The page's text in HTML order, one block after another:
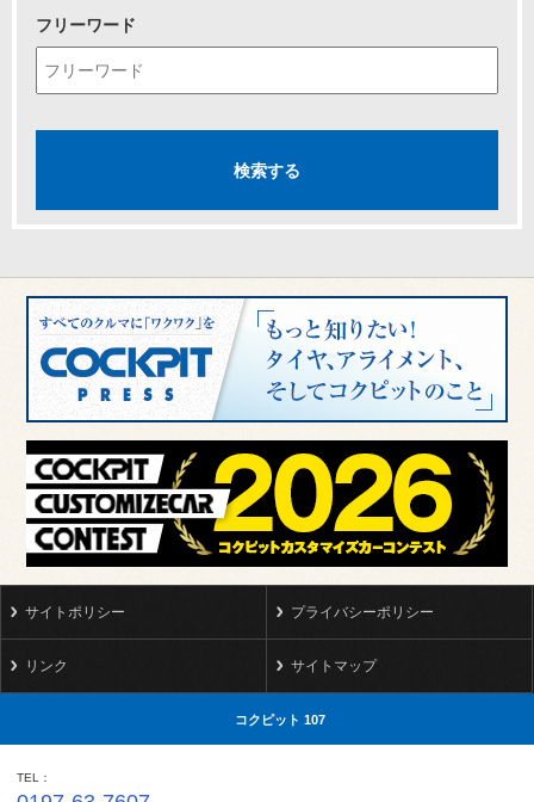
フリーワード
サイトポリシー プライバシーポリシー
リンク サイトマップ
コクピット 107
TEL